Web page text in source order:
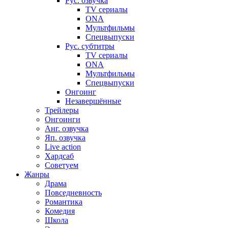
TV сериалы
ONA
Мультфильмы
Спецвыпуски
Рус. субтитры
TV сериалы
ONA
Мультфильмы
Спецвыпуски
Онгоинг
Незавершённые
Трейлеры
Онгоинги
Анг. озвучка
Яп. озвучка
Live action
Хардсаб
Советуем
Жанры
Драма
Повседневность
Романтика
Комедия
Школа